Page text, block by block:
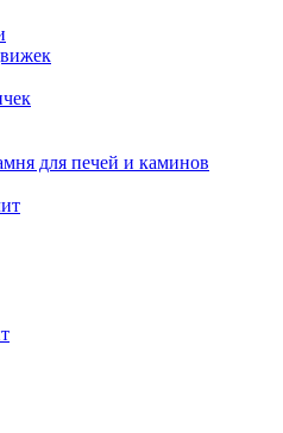
для печей и каминов